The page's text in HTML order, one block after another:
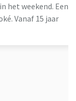
het weekend. Een
Vanaf 15 jaar